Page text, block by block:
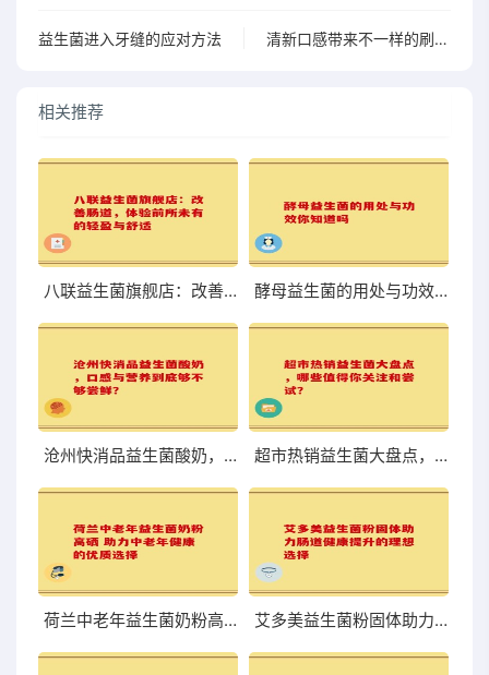
益生菌进入牙缝的应对方法 清新口感带来不一样的刷牙体验，巴缇资益生菌清新水果牙膏等你来试
相关推荐
八联益生菌旗舰店：改善肠道，体验前所未有的轻盈与舒适 酵母益生菌的用处与功效你知道吗
沧州快消品益生菌酸奶，口感与营养到底够不够尝鲜？ 超市热销益生菌大盘点，哪些值得你关注和尝试？
荷兰中老年益生菌奶粉高硒 助力中老年健康的优质选择 艾多美益生菌粉固体助力肠道健康提升的理想选择